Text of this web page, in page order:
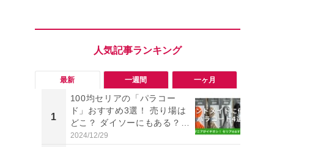
最新 一週間 一ヶ月
1
100均セリアの「パラコー
ド」おすすめ3選！ 売り場は
どこ？ ダイソーにもある？
色・長さ・太さも種類豊富
2024/12/29